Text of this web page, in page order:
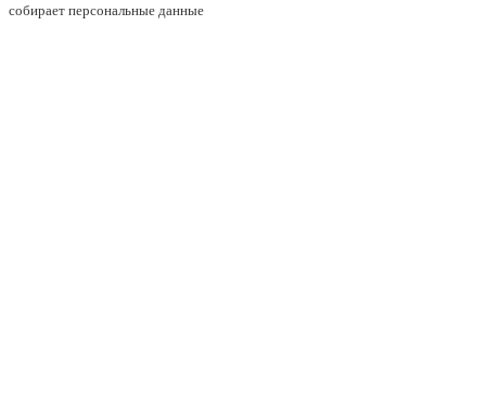
собирает персональные данные